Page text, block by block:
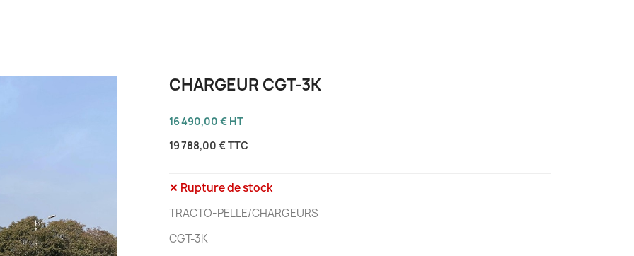
CHARGEUR CGT-3K
16 490,00 € HT
19 788,00 €TTC
✕ Rupture de stock
TRACTO-PELLE/CHARGEURS
CGT-3K